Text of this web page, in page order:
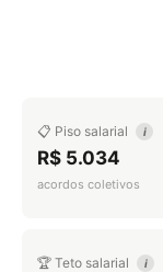
📋 Piso salarial i
R$ 5.034
acordos coletivos
🏆 Teto salarial i